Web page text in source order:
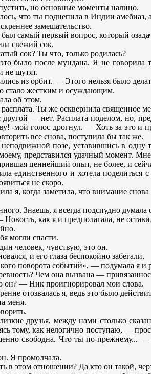
но основные моменты налицо.
что ты подцепила в Индии
замешательство.
самый первый вопрос, который
свежий сок.
сок? Ты что, только родилась?
было после мундана. Я не говорила
не шутят.
из орбит. — Этого нельзя было
стало жестким и осуждающим.
об этом.
Ты же осквернила священное
— нет. Расплата поделом, но,
-мой голос дрогнул. — Хоть за это и
все снова, поступила бы так же.
позе, уставившись в одну
представился удачный момент.
ценнейший опыт, не более, и
единственного и хотела
не скоро.
я, когда заметила, что внимание
Знаешь, я всегда подспудно думала
как я и предполагала, не
могли спасти.
человек, чувствую, это он.
и его глаза беспокойно забегали.
поворота событий», — подумала я и
Чем она вызвана —
он? — Ник проигнорировал мои слова.
отозвалась я, ведь это было
меня.
друзья, между нами столько
тому, как нелогично поступаю, —
свободна. Что ты по-прежнему... —
Я промолчала.
в этом отношении? Да кто он такой,